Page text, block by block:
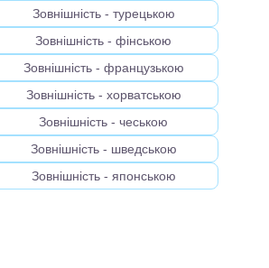
Зовнішність - турецькою
Зовнішність - фінською
Зовнішність - французькою
Зовнішність - хорватською
Зовнішність - чеською
Зовнішність - шведською
Зовнішність - японською